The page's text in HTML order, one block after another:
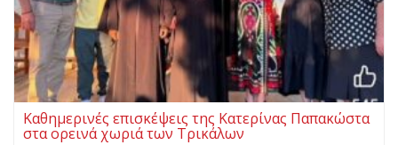
Καθημερινές επισκέψεις της Κατερίνας Παπακώστα
στα ορεινά χωριά των Τρικάλων